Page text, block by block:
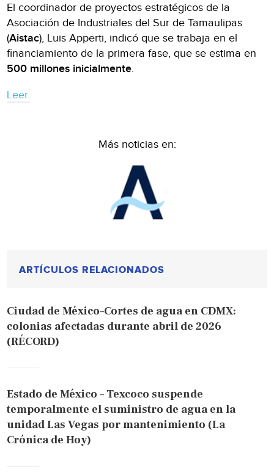
El coordinador de proyectos estratégicos de la
Asociación de Industriales del Sur de Tamaulipas
(Aistac), Luis Apperti, indicó que se trabaja en el
financiamiento de la primera fase, que se estima en
500 millones inicialmente.
Leer.
Más noticias en:
ARTÍCULOS RELACIONADOS
Ciudad de México–Cortes de agua en CDMX:
colonias afectadas durante abril de 2026
(RÉCORD)
Estado de México – Texcoco suspende
temporalmente el suministro de agua en la
unidad Las Vegas por mantenimiento (La
Crónica de Hoy)